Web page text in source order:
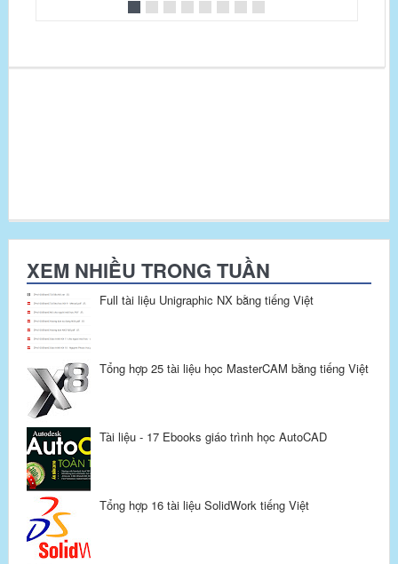
XEM NHIỀU TRONG TUẦN
Full tài liệu Unigraphic NX bằng tiếng Việt
Tổng hợp 25 tài liệu học MasterCAM bằng tiếng Việt
Tài liệu - 17 Ebooks giáo trình học AutoCAD
Tổng hợp 16 tài liệu SolidWork tiếng Việt